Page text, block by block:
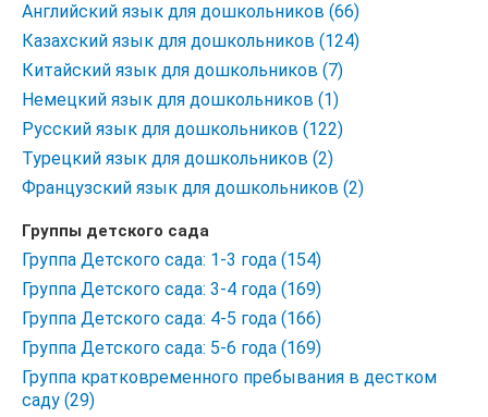
Английский язык для дошкольников (66)
Казахский язык для дошкольников (124)
Китайский язык для дошкольников (7)
Немецкий язык для дошкольников (1)
Русский язык для дошкольников (122)
Турецкий язык для дошкольников (2)
Французский язык для дошкольников (2)
Группы детского сада
Группа Детского сада: 1-3 года (154)
Группа Детского сада: 3-4 года (169)
Группа Детского сада: 4-5 года (166)
Группа Детского сада: 5-6 года (169)
Группа кратковременного пребывания в дестком
саду (29)